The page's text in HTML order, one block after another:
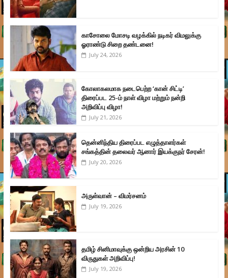
காசோலை மோசடி வழக்கில் நடிகர் விமலுக்கு
ஓராண்டு சிறை தண்டனை!
July 24, 2026
கோலாகலமாக நடைபெற்ற ‘கான் சிட்டி’
திரைப்பட 25-ம் நாள் விழா மற்றும் நன்றி
அறிவிப்பு விழா!
July 21, 2026
தென்னிந்திய திரைப்பட எழுத்தாளர்கள்
சங்கத்தின் தலைவர் ஆனார் இயக்குநர் சேரன்!
July 20, 2026
அருள்வான் – விமர்சனம்
July 19, 2026
தமிழ் சினிமாவுக்கு ஒன்றிய அரசின் 10
விருதுகள் அறிவிப்பு!
July 19, 2026